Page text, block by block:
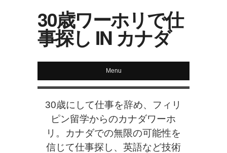
30歳ワーホリで仕
事探し IN カナダ
Menu
30歳にして仕事を辞め、フィリ
ピン留学からのカナダワーホ
リ。カナダでの無限の可能性を
信じて仕事探し、英語など技術